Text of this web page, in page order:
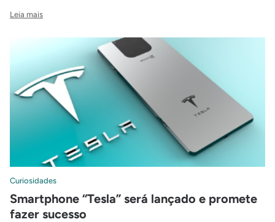
Leia mais
Curiosidades
Smartphone “Tesla” será lançado e promete
fazer sucesso